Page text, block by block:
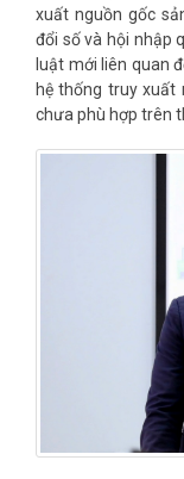
xuất nguồn gốc
đổi số và hội nhập
luật mới liên quan
hệ thống truy xuất
chưa phù hợp trên